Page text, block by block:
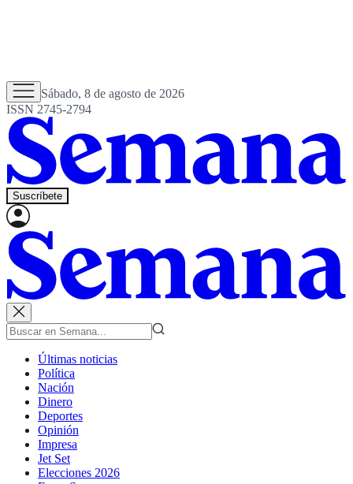
Sábado, 8 de agosto de 2026
ISSN 2745-2794
Suscríbete
Últimas noticias
Política
Nación
Dinero
Deportes
Opinión
Impresa
Jet Set
Elecciones 2026